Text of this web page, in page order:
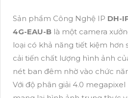
Sản phẩm Công Nghệ IP DH-
4G-EAU-B là một camera
loại có khả năng tiết kiệm hơn
cải tiến chất lượng hình ảnh
nét ban đêm nhờ vào chức
Với độ phân giải 4.0